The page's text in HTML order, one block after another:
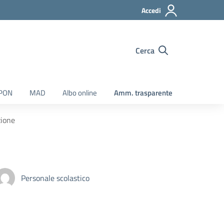
Accedi
Cerca
MAD Albo online Amm. trasparente
Personale scolastico